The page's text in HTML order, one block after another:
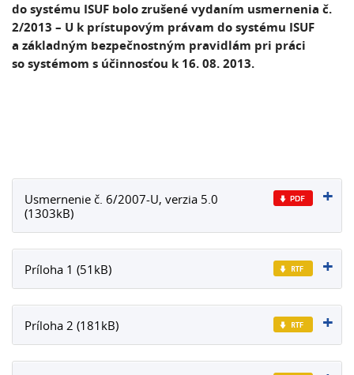
do systému ISUF bolo zrušené vydaním usmernenia č.
2/2013 – U k prístupovým právam do systému ISUF
a základným bezpečnostným pravidlám pri práci
so systémom s účinnosťou k 16. 08. 2013.
Usmernenie č. 6/2007-U, verzia 5.0
(1303kB)
Príloha 1 (51kB)
Príloha 2 (181kB)